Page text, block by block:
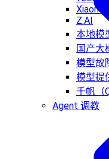
Xiaomi
Z.AI
本地模
国产大
模型故
模型提
千帆（
Agent 调教